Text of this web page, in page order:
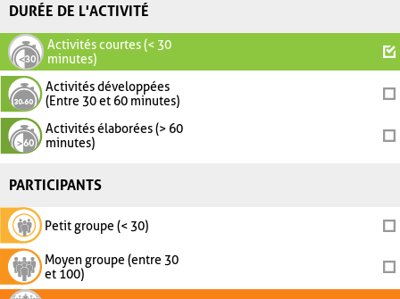
DURÉE DE L'ACTIVITÉ
Activités courtes (< 30
minutes)
Activités développées
(Entre 30 et 60 minutes)
Activités élaborées (> 60
minutes)
PARTICIPANTS
Petit groupe (< 30)
Moyen groupe (entre 30
et 100)